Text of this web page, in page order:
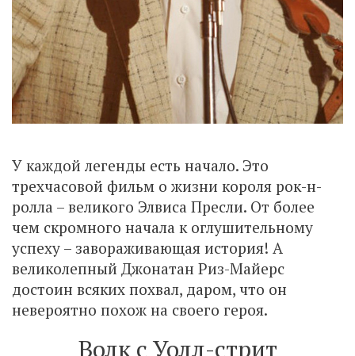
У каждой легенды есть начало. Это
трехчасовой фильм о жизни короля рок-н-
ролла – великого Элвиса Пресли. От более
чем скромного начала к оглушительному
успеху – завораживающая история! А
великолепный Джонатан Риз-Майерс
достоин всяких похвал, даром, что он
невероятно похож на своего героя.
Волк с Уолл-стрит